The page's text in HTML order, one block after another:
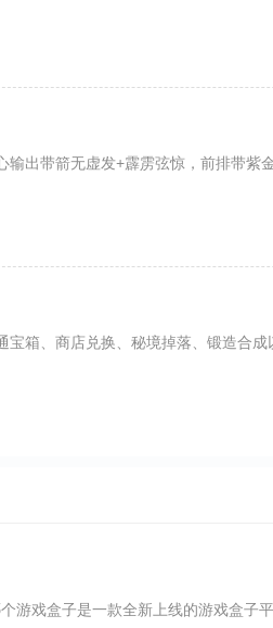
输出带箭无虚发+霹雳弦惊，前排带紫
宝箱、商店兑换、秘境掉落、锻造合成
游戏盒子是一款全新上线的游戏盒子